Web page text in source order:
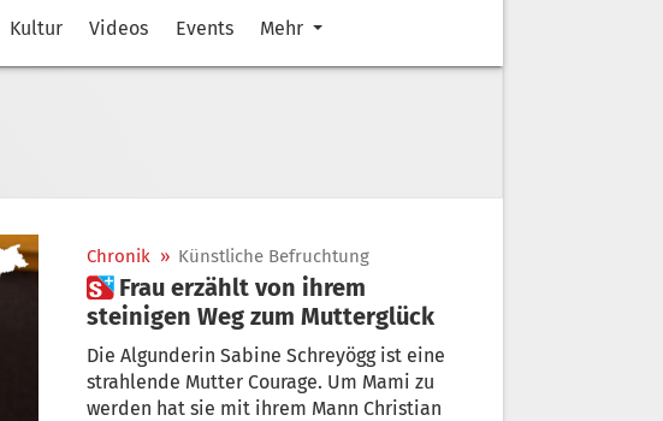
Kultur Videos Events Mehr
Chronik » Künstliche Befruchtung
 Frau erzählt von ihrem
steinigen Weg zum Mutterglück
Die Algunderin Sabine Schreyögg ist eine
strahlende Mutter Courage. Um Mami zu
werden hat sie mit ihrem Mann Christian